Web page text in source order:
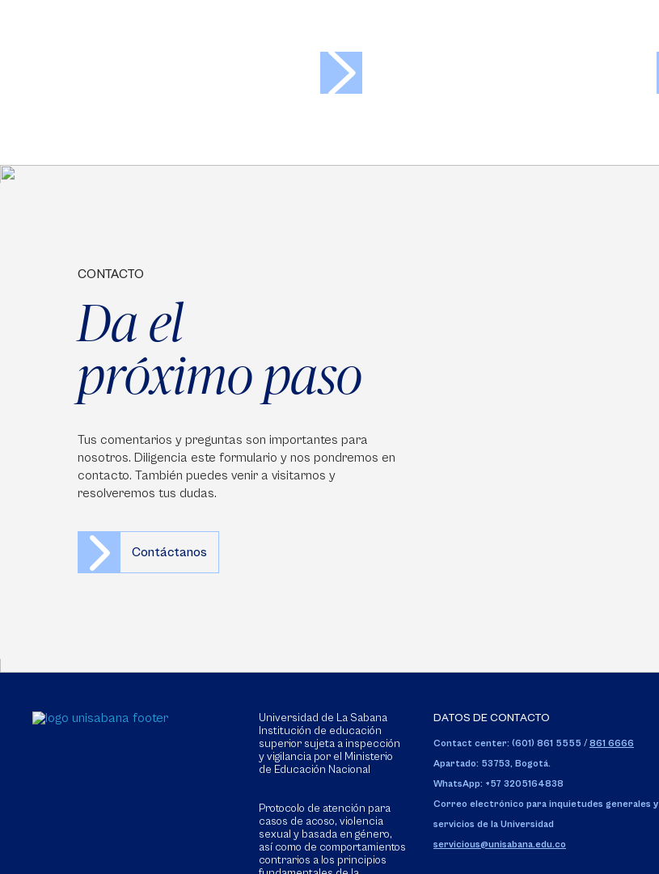
CONTACTO
Da el
próximo paso
Tus comentarios y preguntas son importantes para
nosotros. Diligencia este formulario y nos pondremos en
contacto. También puedes venir a visitarnos y
resolveremos tus dudas.
Contáctanos
Universidad de La Sabana
Institución de educación
superior sujeta a inspección
y vigilancia por el Ministerio
de Educación Nacional
Protocolo de atención para
casos de acoso, violencia
sexual y basada en género,
así como de comportamientos
contrarios a los principios
DATOS DE CONTACTO
Contact center: (601) 861 5555 / 861 6666
Apartado: 53753, Bogotá.
WhatsApp: +57 3205164838
Correo electrónico para inquietudes generales y
servicios de la Universidad
servicious@unisabana.edu.co